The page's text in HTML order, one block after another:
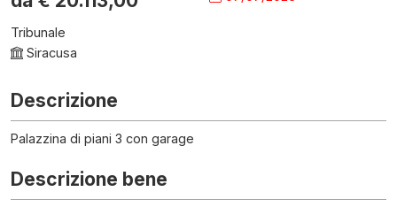
Tribunale
Siracusa
Descrizione
Palazzina di piani 3 con garage
Descrizione bene